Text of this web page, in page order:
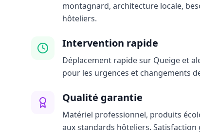
montagnard, architecture locale,
hôteliers.
Intervention rapide
Déplacement rapide sur Queige et
pour les urgences et changements
Qualité garantie
Matériel professionnel, produits
aux standards hôteliers.